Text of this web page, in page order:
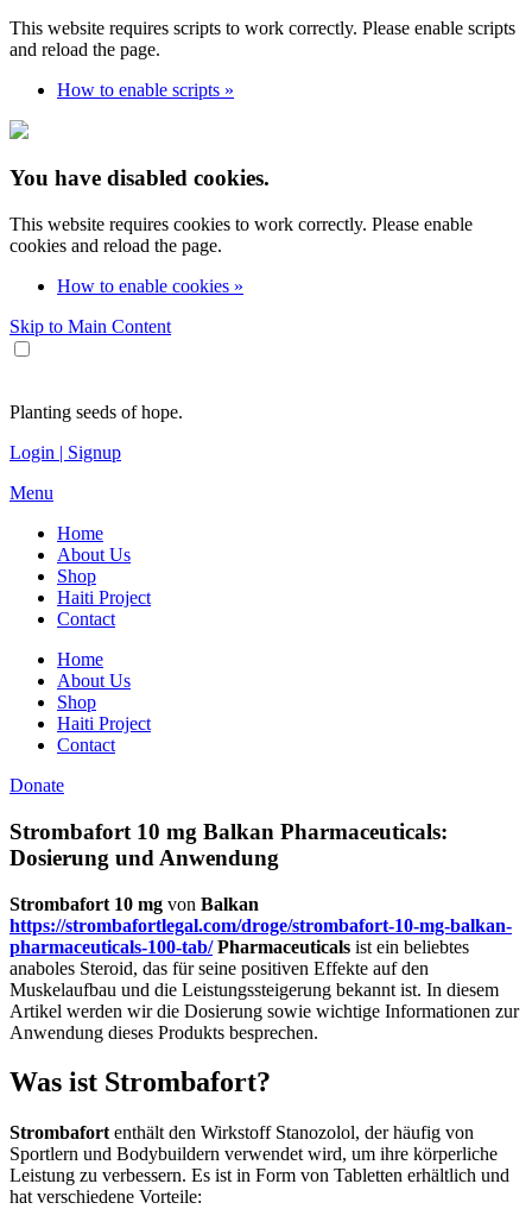
This website requires scripts to work correctly. Please enable scripts
and reload the page.
How to enable scripts »
You have disabled cookies.
This website requires cookies to work correctly. Please enable
cookies and reload the page.
How to enable cookies »
Skip to Main Content
Planting seeds of hope.
Login | Signup
Menu
Home
About Us
Shop
Haiti Project
Contact
Home
About Us
Shop
Haiti Project
Contact
Donate
Strombafort 10 mg Balkan Pharmaceuticals:
Dosierung und Anwendung
Strombafort 10 mg von Balkan
https://strombafortlegal.com/droge/strombafort-10-mg-balkan-
pharmaceuticals-100-tab/Pharmaceuticals ist ein beliebtes
anaboles Steroid, das für seine positiven Effekte auf den
Muskelaufbau und die Leistungssteigerung bekannt ist. In diesem
Artikel werden wir die Dosierung sowie wichtige Informationen zur
Anwendung dieses Produkts besprechen.
Was ist Strombafort?
Strombafort enthält den Wirkstoff Stanozolol, der häufig von
Sportlern und Bodybuildern verwendet wird, um ihre körperliche
Leistung zu verbessern. Es ist in Form von Tabletten erhältlich und
hat verschiedene Vorteile: